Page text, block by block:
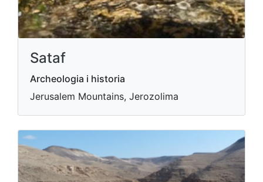
Sataf
Archeologia i historia
Jerusalem Mountains, Jerozolima